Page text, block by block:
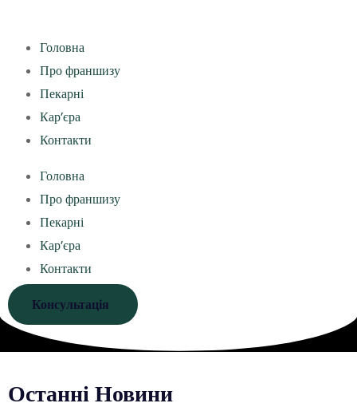
Головна
Про франшизу
Пекарні
Кар’єра
Контакти
Головна
Про франшизу
Пекарні
Кар’єра
Контакти
Консультація
Останні Новини